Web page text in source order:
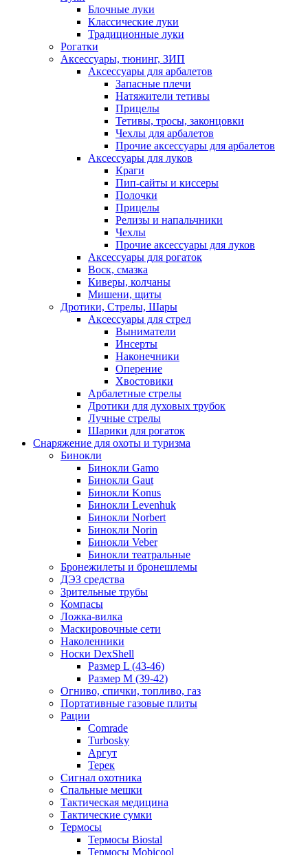
Блочные луки
Классические луки
Традиционные луки
Рогатки
Аксессуары, тюнинг, ЗИП
Аксессуары для арбалетов
Запасные плечи
Натяжители тетивы
Прицелы
Тетивы, тросы, законцовки
Чехлы для арбалетов
Прочие аксессуары для арбалетов
Аксессуары для луков
Краги
Пип-сайты и киссеры
Полочки
Прицелы
Релизы и напальчники
Чехлы
Прочие аксессуары для луков
Аксессуары для рогаток
Воск, смазка
Киверы, колчаны
Мишени, щиты
Дротики, Стрелы, Шары
Аксессуары для стрел
Выниматели
Инсерты
Наконечники
Оперение
Хвостовики
Арбалетные стрелы
Дротики для духовых трубок
Лучные стрелы
Шарики для рогаток
Снаряжение для охоты и туризма
Бинокли
Бинокли Gamo
Бинокли Gaut
Бинокли Konus
Бинокли Levenhuk
Бинокли Norbert
Бинокли Norin
Бинокли Veber
Бинокли театральные
Бронежилеты и бронешлемы
ДЭЗ средства
Зрительные трубы
Компасы
Ложка-вилка
Маскировочные сети
Наколенники
Носки DexShell
Размер L (43-46)
Размер M (39-42)
Огниво, спички, топливо, газ
Портативные газовые плиты
Рации
Comrade
Turbosky
Аргут
Терек
Сигнал охотника
Спальные мешки
Тактическая медицина
Тактические сумки
Термосы
Термосы Biostal
Термосы Mobicool